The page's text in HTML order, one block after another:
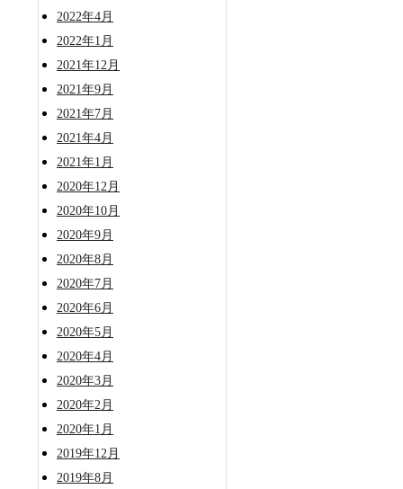
2022年4月
2022年1月
2021年12月
2021年9月
2021年7月
2021年4月
2021年1月
2020年12月
2020年10月
2020年9月
2020年8月
2020年7月
2020年6月
2020年5月
2020年4月
2020年3月
2020年2月
2020年1月
2019年12月
2019年8月